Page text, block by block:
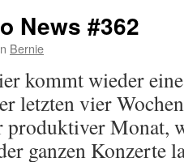
News #362
Bernie
kommt wieder
letzten vier
produktiver Monat,
ganzen Konzerte